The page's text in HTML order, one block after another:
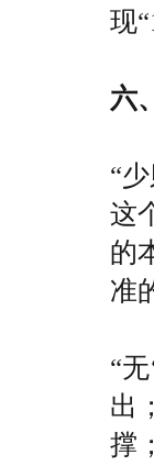
现
六
“
这
的
准
“
出
撑